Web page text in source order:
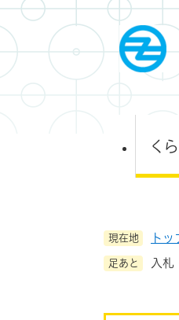
ペ
ー
の
く
現在地 ト
足あと 入札